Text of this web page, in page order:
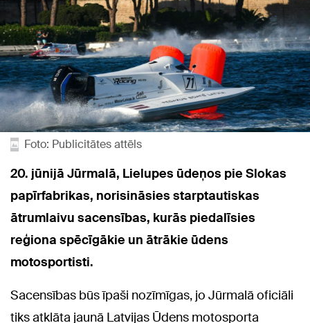
Foto: Publicitātes attēls
20. jūnijā Jūrmalā, Lielupes ūdeņos pie Slokas
papīrfabrikas, norisināsies starptautiskas
ātrumlaivu sacensības, kurās piedalīsies
reģiona spēcīgākie un ātrākie ūdens
motosportisti.
Sacensības būs īpaši nozīmīgas, jo Jūrmalā oficiāli
tiks atklāta jaunā Latvijas Ūdens motosporta